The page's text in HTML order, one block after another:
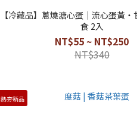
【冷藏品】蔥燒溏心蛋｜流心蛋黃
食 2入
NT$55 ~ NT$250
NT$340
熱夯新品